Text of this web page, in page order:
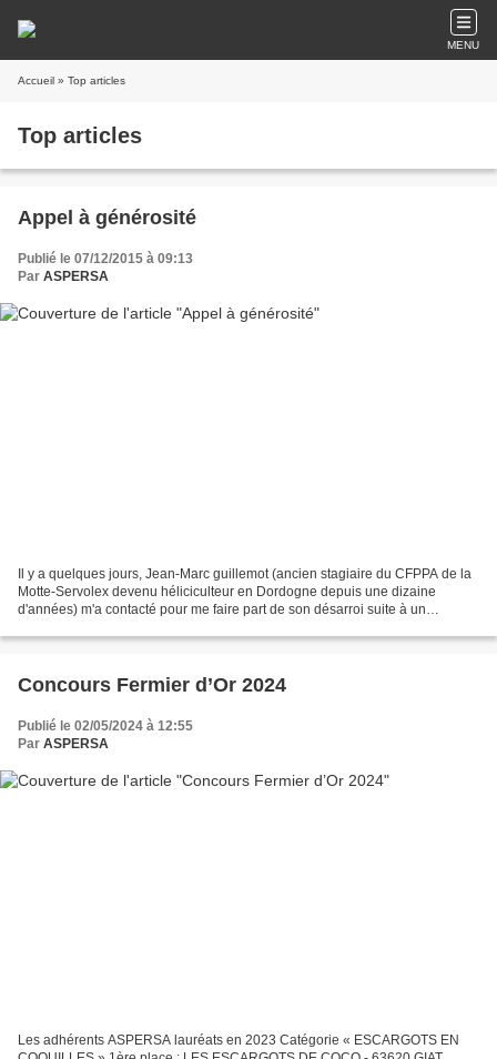
MENU
Accueil » Top articles
Top articles
Appel à générosité
Publié le 07/12/2015 à 09:13
Par ASPERSA
Il y a quelques jours, Jean-Marc guillemot (ancien stagiaire du CFPPA de la
Motte-Servolex devenu héliciculteur en Dordogne depuis une dizaine
d'années) m'a contacté pour me faire part de son désarroi suite à un
Concours Fermier d’Or 2024
Publié le 02/05/2024 à 12:55
Par ASPERSA
Les adhérents ASPERSA lauréats en 2023 Catégorie « ESCARGOTS EN